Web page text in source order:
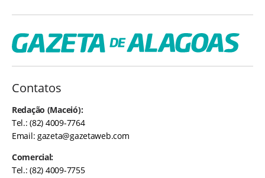
Contatos
Redação (Maceió):
Tel.: (82) 4009-7764
Email:gazeta@gazetaweb.com
Comercial:
Tel.: (82) 4009-7755